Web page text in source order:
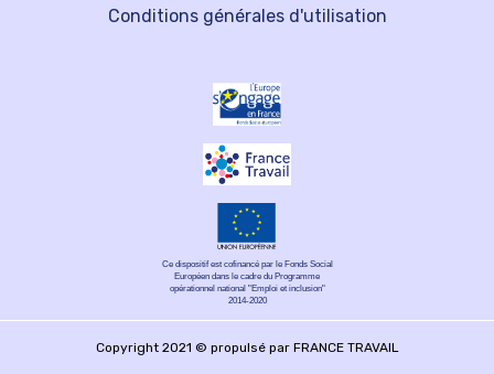
Conditions générales d'utilisation
Ce dispositif est cofinancé par le Fonds Social
Européen dans le cadre du Programme
opérationnel national "Emploi et inclusion"
2014-2020
Copyright 2021 © propulsé par FRANCE TRAVAIL